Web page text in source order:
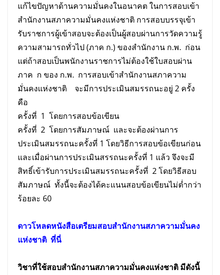
แก้ไขปัญหาด้านความมั่นคงในอนาคต ในการสอบเข้า
สำนักงานสภาความมั่นคงแห่งชาติ การสอบบรรจุเข้า
รับราชการผู้เข้าสอบจะต้องเป็นผู้สอบผ่านการวัดความรู้
ความสามารถทั่วไป (ภาค ก.) ของสำนักงาน ก.พ. ก่อน
แต่ถ้าสอบเป็นพนักงานราชการไม่ต้องใช้ใบสอบผ่าน
ภาค ก ของ ก.พ. การสอบเข้าสำนักงานสภาความ
มั่นคงแห่งชาติ จะมีการประเมินสมรรถนะอยู่ 2 ครั้ง
คือ
ครั้งที่ 1 โดยการสอบข้อเขียน
ครั้งที่ 2 โดยการสัมภาษณ์ และจะต้องผ่านการ
ประเมินสมรรถนะครั้งที่ 1 โดยวิธีการสอบข้อเขียนก่อน
และเมื่อผ่านการประเมินสรรถนะครั้งที่ 1 แล้ว จึงจะมี
สิทธิ์เข้ารับการประเมินสมรรถนะครั้งที่ 2 โดยวิธีสอบ
สัมภาษณ์ ทั้งนี้จะต้องได้คะแนนสอบข้อเขียนไม่ต่ำกว่า
ร้อยละ 60
ดาวโหลดหนังสือเตรียมสอบสำนักงานสภาความมั่นคง
แห่งชาติ ที่นี่
วิชาที่ใช้สอบสำนักงานสภาความมั่นคงแห่งชาติ มีดังนี้